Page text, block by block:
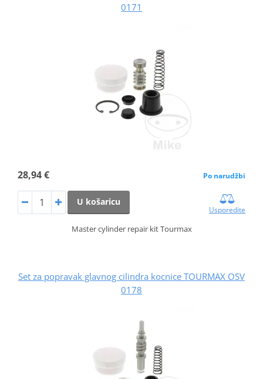
0171
28,94 € Po narudžbi
U košaricu
Usporedite
Master cylinder repair kit Tourmax
Set za popravak glavnog cilindra kocnice TOURMAX OSV
0178